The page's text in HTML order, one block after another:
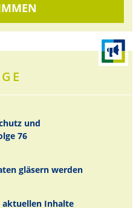
und
76
gläsern werden
aktuellen Inhalte